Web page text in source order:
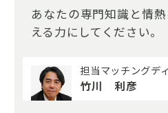
あなたの専門知識と情
える力にしてください。
担当マッチングデ
竹川 利彦